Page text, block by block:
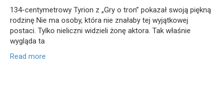
134-centymetrowy Tyrion z „Gry o tron” pokazał swoją piękną
rodzinę Nie ma osoby, która nie znałaby tej wyjątkowej
postaci. Tylko nieliczni widzieli żonę aktora. Tak właśnie
wygląda ta
Read more